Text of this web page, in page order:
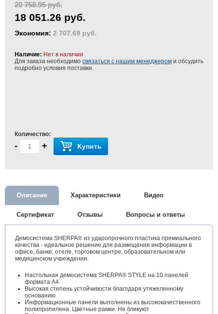
20 758.95 руб.
18 051.26 руб.
Экономия: 2 707.69 руб.
Наличие: Нет в наличии
Для заказа необходимо связаться с нашим менеджером и обсудить
подробно условия поставки.
Количество:
- + Купить
Описание Характеристики Видео
Сертификат Отзывы Вопросы и ответы
Демосистема SHERPA® из ударопрочного пластика премиального
качества - идеальное решение для размещения информации в
офисе, банке, отеле, торговом центре, образовательном или
медицинском учреждении.
Настольная демосистема SHERPA® STYLE на 10 панелей
формата А4
Высокая степень устойчивости благодаря утяжеленному
основанию
Информационные панели выполнены из высококачественного
полипропилена. Цветные рамки. Не бликуют